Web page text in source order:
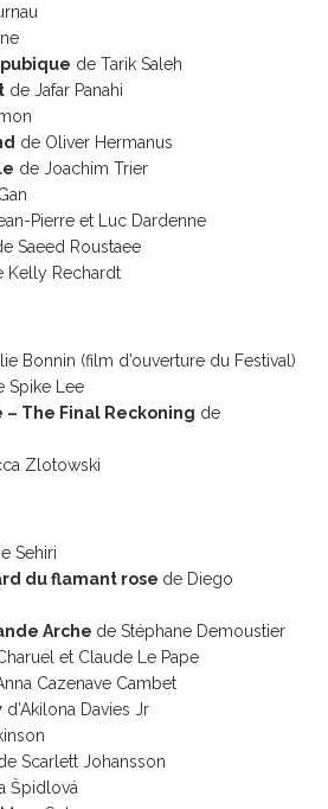
de Tarik Saleh
de Jafar Panahi
de Oliver Hermanus
de Joachim Trier
Pierre et Luc Dardenne
Saeed Roustaee
Kelly Rechardt
Bonnin (film d’ouverture du Festival)
Spike Lee
– The Final Reckoning de
Zlotowski
Sehiri
du flamant rose de Diego
Arche de Stéphane Demoustier
et Claude Le Pape
Cazenave Cambet
d’Akilona Davies Jr
Scarlett Johansson
Špidlová